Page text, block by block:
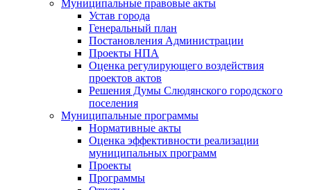
Муниципальные правовые акты
Устав города
Генеральный план
Постановления Администрации
Проекты НПА
Оценка регулирующего воздействия
проектов актов
Решения Думы Слюдянского городского
поселения
Муниципальные программы
Нормативные акты
Оценка эффективности реализации
муниципальных программ
Проекты
Программы